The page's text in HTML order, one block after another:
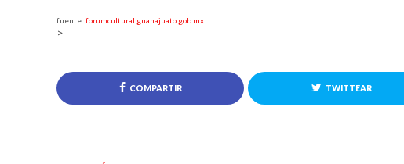
fuente: forumcultural.guanajuato.gob.mx
>
COMPARTIR TWITTEAR